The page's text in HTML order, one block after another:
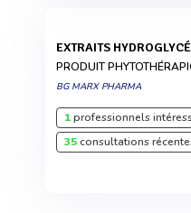
EXTRAITS
PRODUIT
BG MARX PHARMA
1professionnels
35consultations